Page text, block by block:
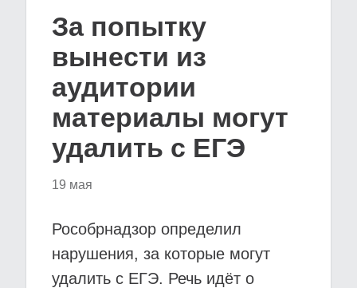
За попытку
вынести из
аудитории
материалы могут
удалить с ЕГЭ
19 мая
Рособрнадзор определил
нарушения, за которые могут
удалить с ЕГЭ. Речь идёт о